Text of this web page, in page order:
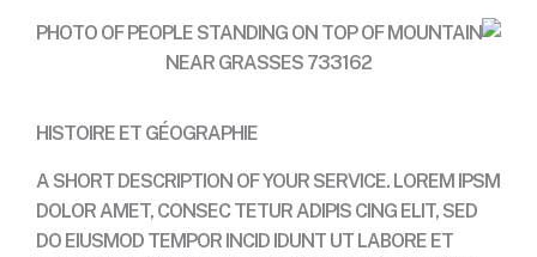
HISTOIRE ET GÉOGRAPHIE
A SHORT DESCRIPTION OF YOUR SERVICE. LOREM IPSM
DOLOR AMET, CONSEC TETUR ADIPIS CING ELIT, SED
DO EIUSMOD TEMPOR INCID IDUNT UT LABORE ET